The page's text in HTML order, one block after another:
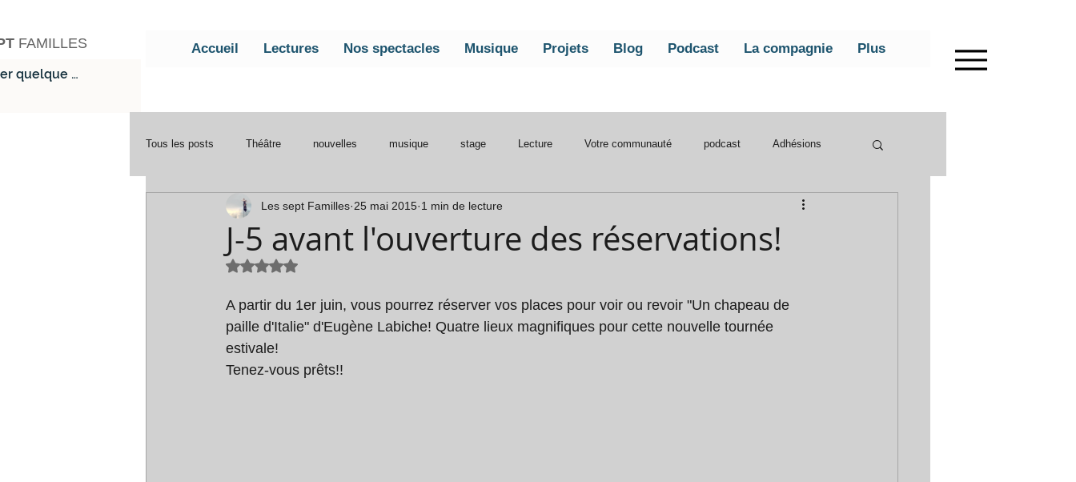
FAMILLES Accueil Lectures Nos spectacles Musique Projets Blog Podcast La compagnie Plus
Tous les posts Théâtre nouvelles musique stage Lecture Votre communauté podcast Adhésions
2024 2025 Attraper l'eau
J-5 avant l'ouverture des réservations!
Les sept Familles 25 mai 2015 1 min de lecture
Noté NaN étoiles sur 5.
A partir du 1er juin, vous pourrez réserver vos places pour voir ou revoir "Un chapeau de
paille d'Italie" d'Eugène Labiche! Quatre lieux magnifiques pour cette nouvelle tournée
estivale!
Tenez-vous prêts!!